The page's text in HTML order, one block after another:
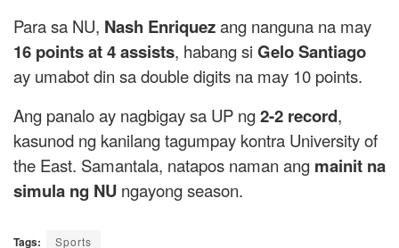
Para sa NU, Nash Enriquezang nanguna na may
16 points at 4 assists, habang si Gelo Santiago
ay umabot din sa double digits na may 10 points.
Ang panalo ay nagbigay sa UP ng2-2 record,
kasunod ng kanilang tagumpay kontra University of
the East. Samantala, natapos naman ang mainit na
simula ng NU ngayong season.
Tags: Sports